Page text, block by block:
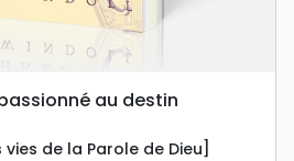
au destin
de la Parole de Dieu]